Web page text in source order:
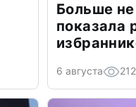
Больше
показала
6 августа 212